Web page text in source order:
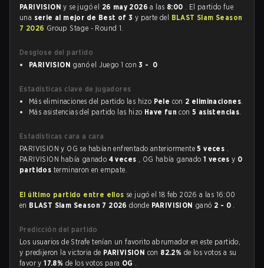
PARIVISIONy se jugó el 26 may 2026a las 8:00 . El partido fue
una serie al mejor de Best of 3 y parte del BLAST Slam Season
7 2026 Group Stage - Round 1.
Desglose del partido
PARIVISION ganó el Juego 1 con3 - 0
Estadísticas clave de jugadores
Más eliminaciones del partido las hizo Pele con 2 eliminaciones.
Más asistencias del partido las hizo Have fun con5 asistencias.
Estadísticas cara a cara
PARIVISION y OG se habían enfrentado anteriormente5 veces .
PARIVISION había ganado 4 veces , OG había ganado1 vecesy 0
partidos terminaron en empate.
El último partido entre ellos se jugó el 18 feb 2026 a las 16:00
en BLAST Slam Season 7 2026donde PARIVISION ganó 2 - 0 .
Predicción del partido
Los usuarios de Strafe tenían un favorito abrumador en este partido,
y predijeron la victoria de PARIVISION con 82.2% de los votos a su
favor y17.8% de los votos para OG .